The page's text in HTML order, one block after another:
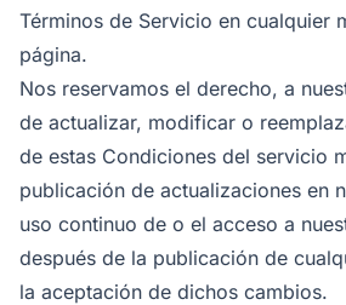
Términos de Servicio en cualquier
página.
Nos reservamos el derecho, a
de actualizar, modificar o
de estas Condiciones del servicio
publicación de actualizaciones en
uso continuo de o el acceso a
después de la publicación de
la aceptación de dichos cambios.